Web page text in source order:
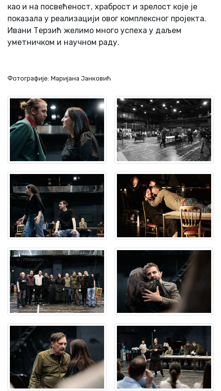
као и на посвећеност, храброст и зрелост које је
показала у реализацији овог комплексног пројекта.
Ивани Терзић желимо много успеха у даљем
уметничком и научном раду.
Фотографије: Маријана Јанковић